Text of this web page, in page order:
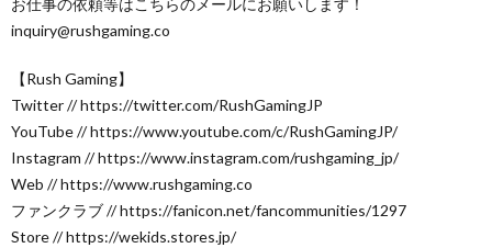
inquiry@rushgaming.co
【Rush Gaming】
Twitter // https://twitter.com/RushGamingJP
YouTube // https://www.youtube.com/c/RushGamingJP/
Instagram // https://www.instagram.com/rushgaming_jp/
Web // https://www.rushgaming.co
ファンクラブ // https://fanicon.net/fancommunities/1297
Store // https://wekids.stores.jp/